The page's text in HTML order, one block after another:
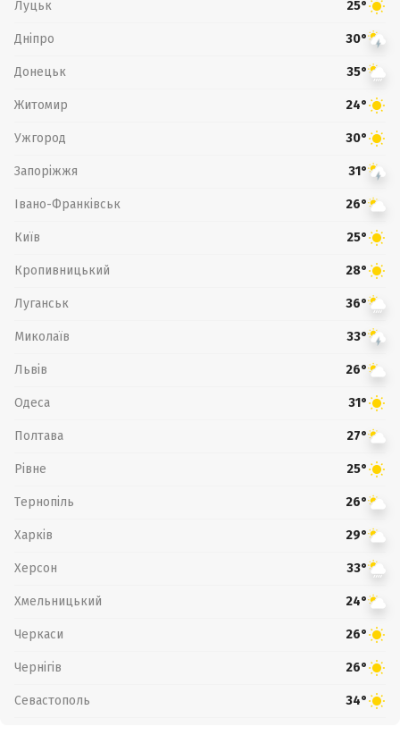
Луцьк 25°
Дніпро 30°
Донецьк 35°
Житомир 24°
Ужгород 30°
Запоріжжя 31°
Івано-Франківськ 26°
Київ 25°
Кропивницький 28°
Луганськ 36°
Миколаїв 33°
Львів 26°
Одеса 31°
Полтава 27°
Рівне 25°
Тернопіль 26°
Харків 29°
Херсон 33°
Хмельницький 24°
Черкаси 26°
Чернігів 26°
Севастополь 34°